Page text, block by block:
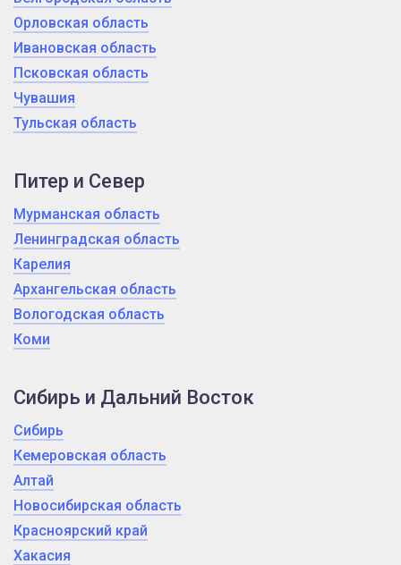
Орловская область
Ивановская область
Псковская область
Чувашия
Тульская область
Питер и Север
Мурманская область
Ленинградская область
Карелия
Архангельская область
Вологодская область
Коми
Сибирь и Дальний Восток
Сибирь
Кемеровская область
Алтай
Новосибирская область
Красноярский край
Хакасия